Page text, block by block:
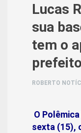
Lucas
sua
tem o
ROBERTO
O
sexta (15),